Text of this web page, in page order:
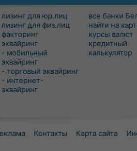
лизинг для юр.лиц
лизинг для физ.лиц
факторинг
эквайринг
- мобильный
эквайринг
- торговый эквайринг
- интернет-
эквайринг
все банки
найти на
курсы валют
кредитный
калькулятор
Контакты Карта сайта